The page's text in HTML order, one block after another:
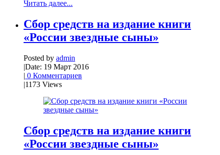
Читать далее...
Сбор средств на издание книги
«России звездные сыны»
Posted by admin
|Date: 19 Март 2016
| 0 Комментариев
|1173 Views
Сбор средств на издание книги
«России звездные сыны»